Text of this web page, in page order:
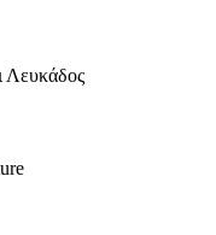
Λευκάδος